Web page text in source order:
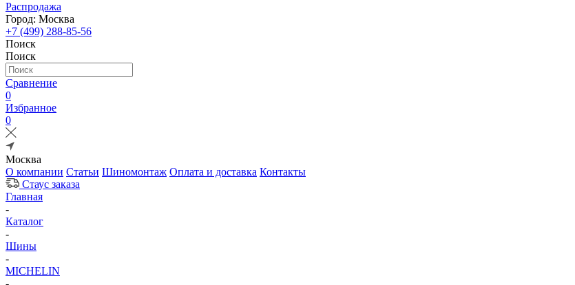
Распродажа
Город: Москва
+7 (499) 288-85-56
Поиск
Поиск
Сравнение
0
Избранное
0
Москва
О компании Статьи Шиномонтаж Оплата и доставка Контакты
Стаус заказа
Главная
-
Каталог
-
Шины
-
MICHELIN